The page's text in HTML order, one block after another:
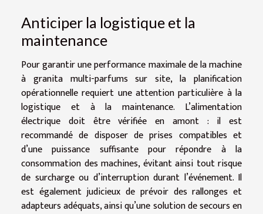
Anticiper la logistique et la
maintenance
Pour garantir une performance maximale de la machine
à granita multi-parfums sur site, la planification
opérationnelle requiert une attention particulière à la
logistique et à la maintenance. L’alimentation
électrique doit être vérifiée en amont : il est
recommandé de disposer de prises compatibles et
d’une puissance suffisante pour répondre à la
consommation des machines, évitant ainsi tout risque
de surcharge ou d’interruption durant l’événement. Il
est également judicieux de prévoir des rallonges et
adapteurs adéquats, ainsi qu’une solution de secours en